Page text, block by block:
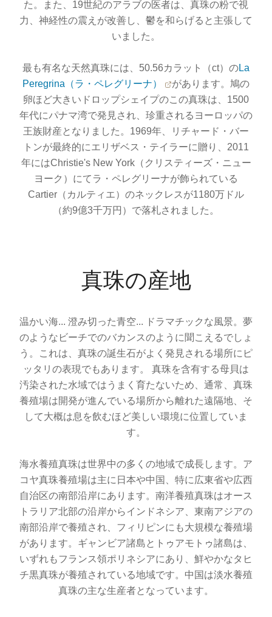
た。また、19世紀のアラブの医者は、真珠の粉で視
力、神経性の震えが改善し、鬱を和らげると主張して
いました。
最も有名な天然真珠には、50.56カラット（ct）のLa
Peregrina（ラ・ペレグリーナ）
があります。鳩の
卵ほど大きいドロップシェイプのこの真珠は、1500
年代にパナマ湾で発見され、珍重されるヨーロッパの
王族財産となりました。1969年、リチャード・バー
トンが最終的にエリザベス・テイラーに贈り、2011
年にはChristie's New York（クリスティーズ・ニュー
ヨーク）にてラ・ペレグリーナが飾られている
Cartier（カルティエ）のネックレスが1180万ドル
（約9億3千万円）で落札されました。
真珠の産地
温かい海... 澄み切った青空... ドラマチックな風景。夢
のようなビーチでのバカンスのように聞こえるでしょ
う。これは、真珠の誕生石がよく発見される場所にピ
ッタリの表現でもあります。 真珠を含有する母貝は
汚染された水域ではうまく育たないため、通常、真珠
養殖場は開発が進んでいる場所から離れた遠隔地、そ
して大概は息を飲むほど美しい環境に位置していま
す。
海水養殖真珠は世界中の多くの地域で成長します。ア
コヤ真珠養殖場は主に日本や中国、特に広東省や広西
自治区の南部沿岸にあります。南洋養殖真珠はオース
トラリア北部の沿岸からインドネシア、東南アジアの
南部沿岸で養殖され、フィリピンにも大規模な養殖場
があります。ギャンビア諸島とトゥアモトゥ諸島は、
いずれもフランス領ポリネシアにあり、鮮やかなタヒ
チ黒真珠が養殖されている地域です。中国は淡水養殖
真珠の主な生産者となっています。